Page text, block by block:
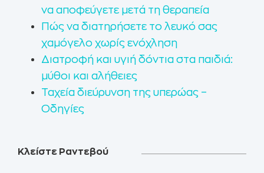
να αποφεύγετε μετά τη θεραπεία
Πώς να διατηρήσετε το λευκό σας
χαμόγελο χωρίς ενόχληση
Διατροφή και υγιή δόντια στα παιδιά:
μύθοι και αλήθειες
Ταχεία διεύρυνση της υπερώας –
Οδηγίες
Κλείστε Ραντεβού